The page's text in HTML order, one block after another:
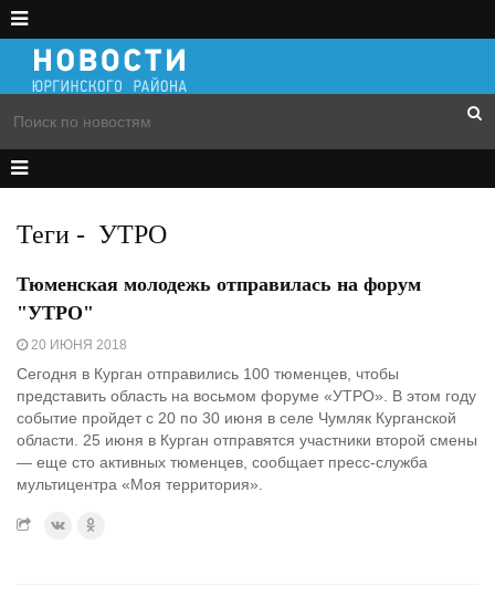
Теги - УТРО
Тюменская молодежь отправилась на форум
"УТРО"
20 ИЮНЯ 2018
Сегодня в Курган отправились 100 тюменцев, чтобы
представить область на восьмом форуме «УТРО». В этом году
событие пройдет с 20 по 30 июня в селе Чумляк Курганской
области. 25 июня в Курган отправятся участники второй смены
— еще сто активных тюменцев, сообщает пресс-служба
мультицентра «Моя территория».